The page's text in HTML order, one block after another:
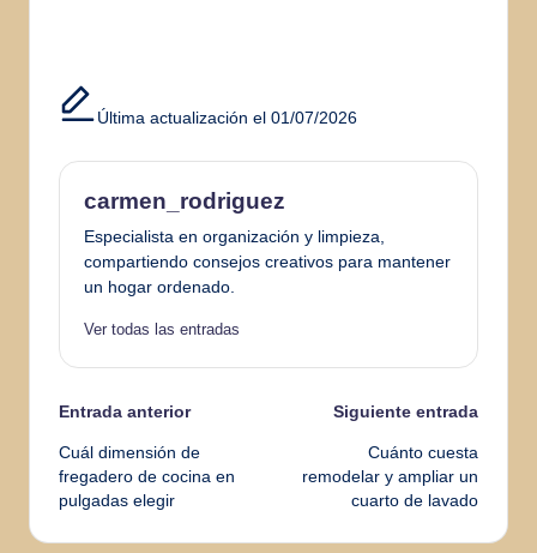
Última actualización el 01/07/2026
carmen_rodriguez
Especialista en organización y limpieza,
compartiendo consejos creativos para mantener
un hogar ordenado.
Ver todas las entradas
Navegación
de
entradas
Entrada anterior
Cuál dimensión de
fregadero de cocina en
pulgadas elegir
Siguiente entrada
Cuánto cuesta
remodelar y ampliar un
cuarto de lavado